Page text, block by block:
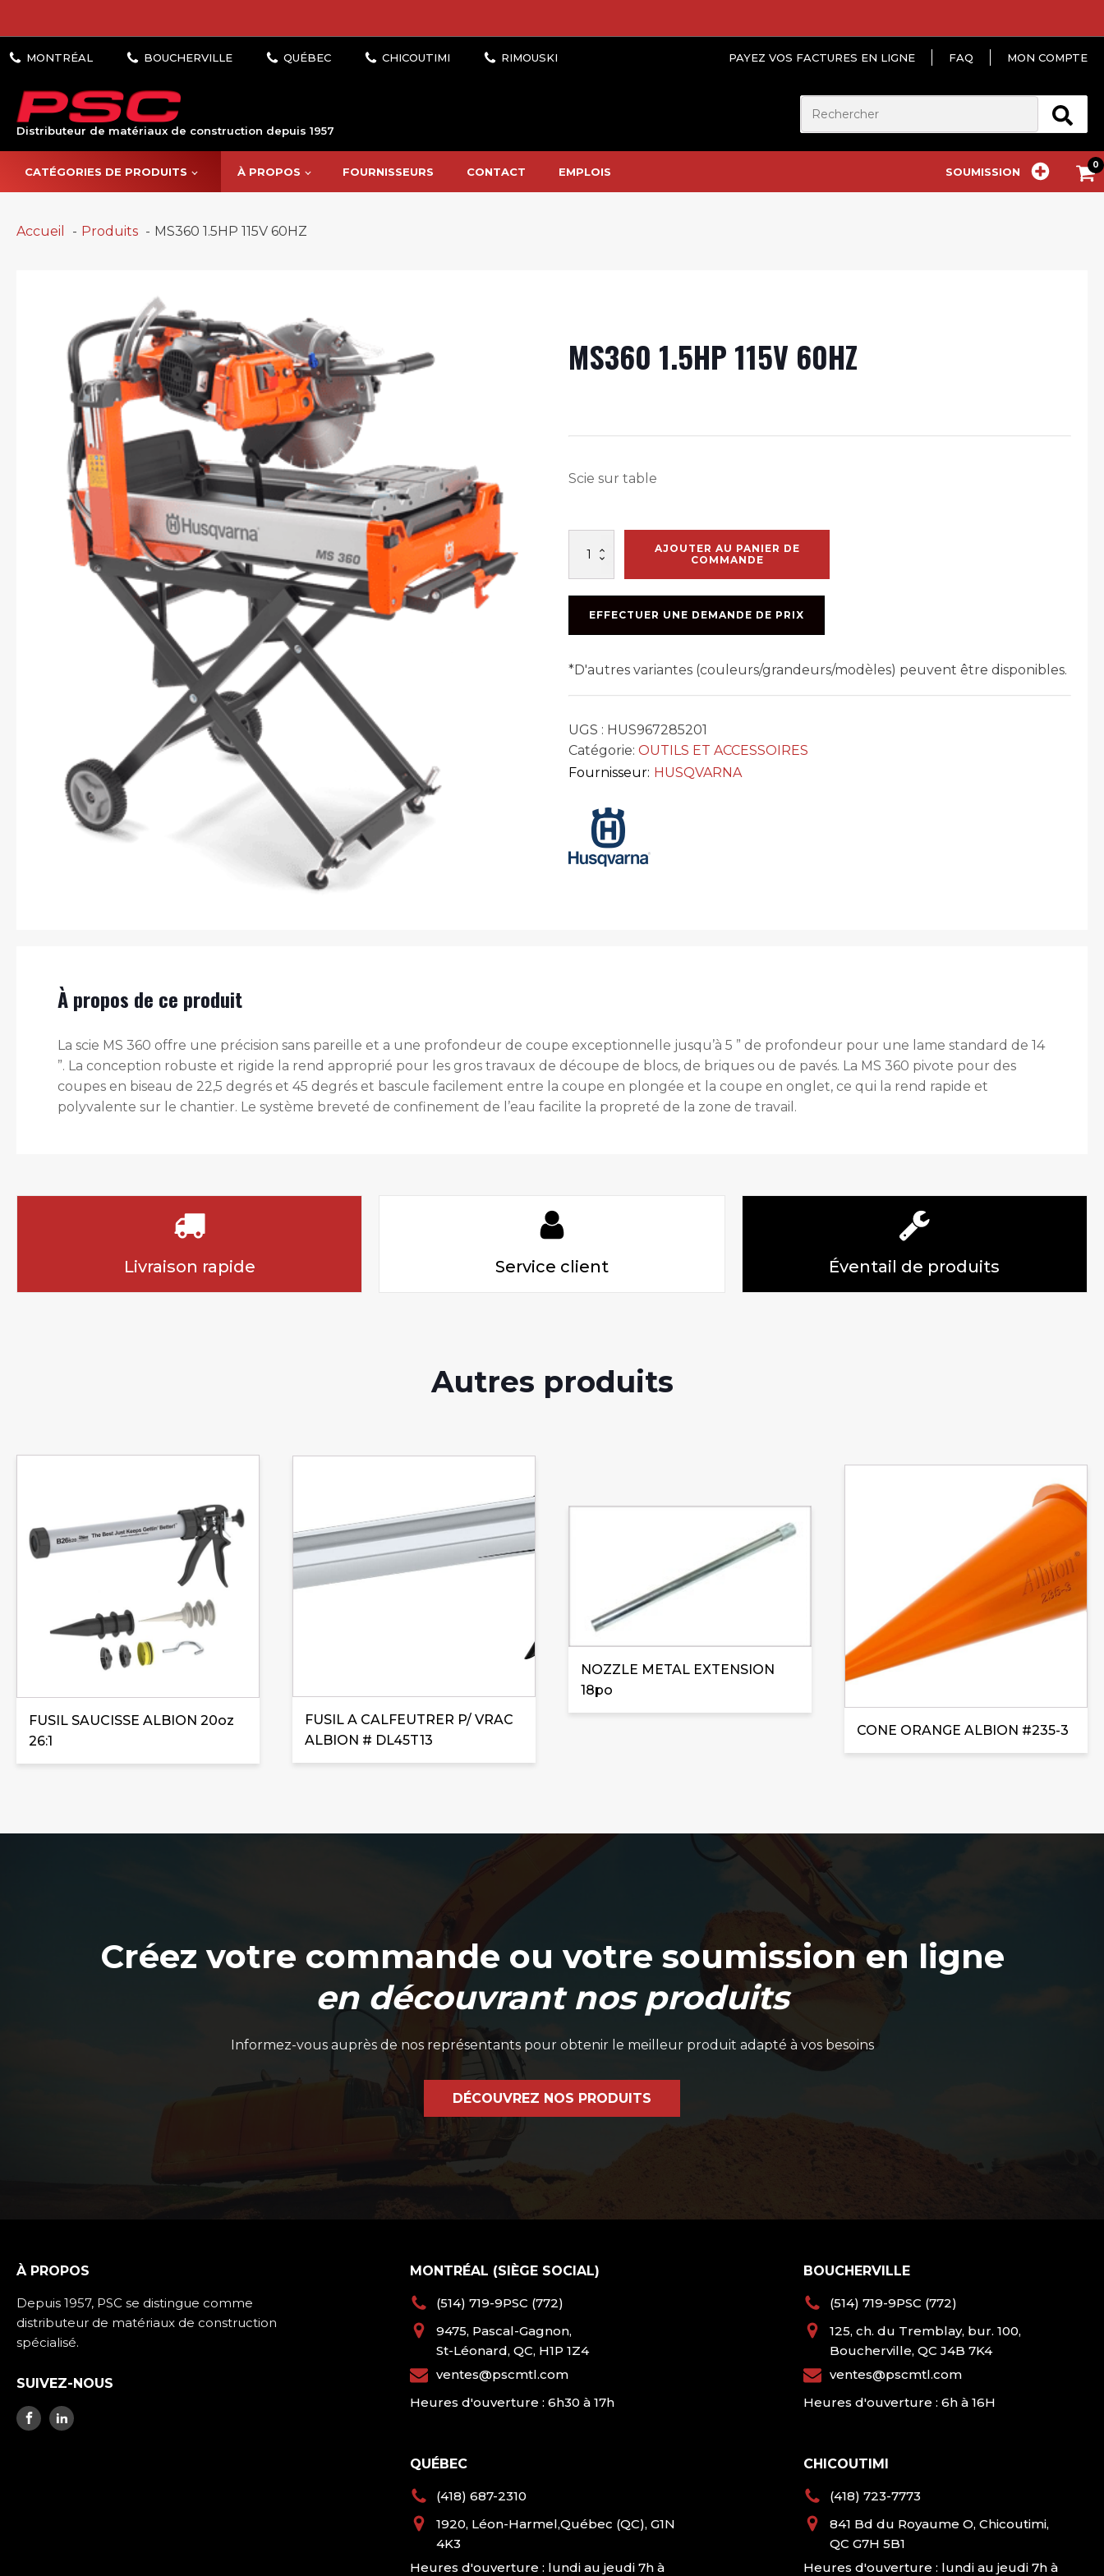
PAYEZ VOS FACTURES EN LIGNE FAQ MON COMPTE
Distributeur de matériaux de construction depuis 1957
CATÉGORIES DE PRODUITS À PROPOS FOURNISSEURS CONTACT EMPLOIS SOUMISSION
Accueil Produits MS360 1.5HP 115V 60HZ
MS360 1.5HP 115V 60HZ
Scie sur table
MS360
60HZ
AJOUTER AU PANIER DE
COMMANDE
EFFECTUER UNE DEMANDE DE PRIX
*D'autres variantes (couleurs/grandeurs/modèles) peuvent être disponibles.
UGS : HUS967285201
Catégorie: OUTILS ET ACCESSOIRES
Fournisseur: HUSQVARNA
À propos de ce produit
La scie MS 360 offre une précision sans pareille et a une profondeur de coupe exceptionnelle jusqu’à 5 ” de profondeur pour une lame standard de 14
”. La conception robuste et rigide la rend approprié pour les gros travaux de découpe de blocs, de briques ou de pavés. La MS 360 pivote pour des
coupes en biseau de 22,5 degrés et 45 degrés et bascule facilement entre la coupe en plongée et la coupe en onglet, ce qui la rend rapide et
polyvalente sur le chantier. Le système breveté de confinement de l’eau facilite la propreté de la zone de travail.
Livraison rapide Service client Éventail de produits
Autres produits
FUSIL SAUCISSE ALBION 20oz
26:1
FUSIL A CALFEUTRER P/ VRAC
ALBION # DL45T13
NOZZLE METAL EXTENSION
18po
CONE ORANGE ALBION #235-3
Créez votre commande ou votre soumission en ligne
en découvrant nos produits
Informez-vous auprès de nos représentants pour obtenir le meilleur produit adapté à vos besoins
DÉCOUVREZ NOS PRODUITS
À PROPOS
Depuis 1957, PSC se distingue comme
distributeur de matériaux de construction
spécialisé.
SUIVEZ-NOUS
MONTRÉAL (SIÈGE SOCIAL)
(514) 719-9PSC (772)
9475, Pascal-Gagnon,
St-Léonard, QC, H1P 1Z4
ventes@pscmtl.com
Heures d'ouverture : 6h30 à 17h
QUÉBEC
(418) 687-2310
1920, Léon-Harmel,Québec (QC), G1N
4K3
Heures d'ouverture : lundi au jeudi 7h à
BOUCHERVILLE
(514) 719-9PSC (772)
125, ch. du Tremblay, bur. 100,
Boucherville, QC J4B 7K4
ventes@pscmtl.com
Heures d'ouverture : 6h à 16H
CHICOUTIMI
(418) 723-7773
841 Bd du Royaume O, Chicoutimi,
QC G7H 5B1
Heures d'ouverture : lundi au jeudi 7h à